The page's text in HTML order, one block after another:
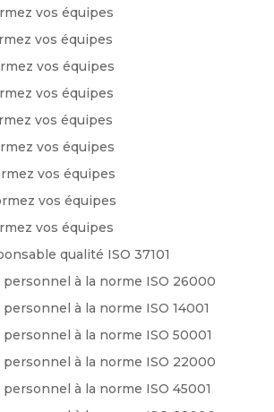
vos équipes
vos équipes
vos équipes
vos équipes
vos équipes
vos équipes
vos équipes
vos équipes
vos équipes
qualité ISO 37101
à la norme ISO 26000
à la norme ISO 14001
à la norme ISO 50001
à la norme ISO 22000
à la norme ISO 45001